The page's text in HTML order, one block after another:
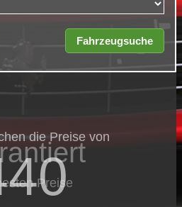
die Preise von
Preise